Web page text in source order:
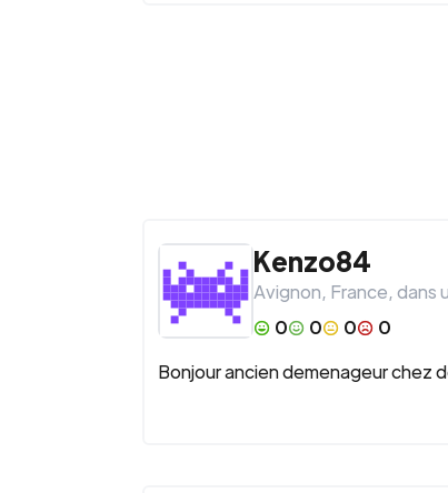
Kenzo84
Avignon, France, dans
0
0 0
0
Bonjour ancien demenageur chez